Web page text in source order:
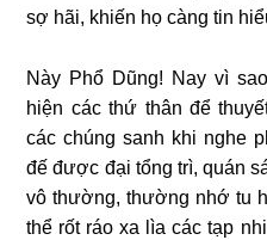
sợ hãi, khiến họ càng tin
Này Phổ Dũng! Nay vì
hiện các thứ thân để
các chúng sanh khi nghe
đế được đại tổng trì, quán
vô thường, thường nhớ tu
thể rốt ráo xa lìa các tạp